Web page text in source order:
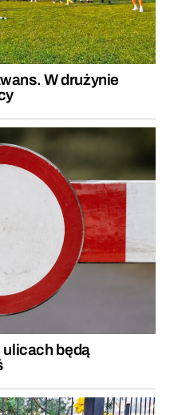
W drużynie
ulicach będą